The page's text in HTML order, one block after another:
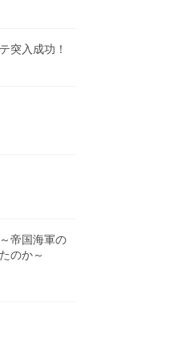
突入成功！
帝国海軍の
のか～